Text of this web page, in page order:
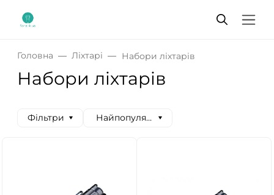
Головна Ліхтарі Набори ліхтарів
Набори ліхтарів
Фільтри Найпопулярніші спочатку